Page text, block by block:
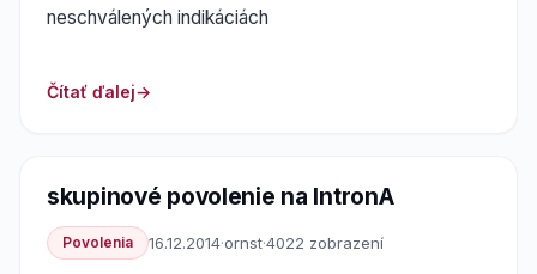
neschválených indikáciách
Čítať ďalej
skupinové povolenie na IntronA
Povolenia 16.12.2014·ornst·4022 zobrazení